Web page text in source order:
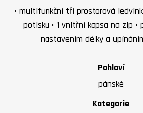
• multifunkční tří prostorová
potisku • 1 vnitřní kapsa na zip •
nastavením délky a
Pohlaví
pánské
Kategorie